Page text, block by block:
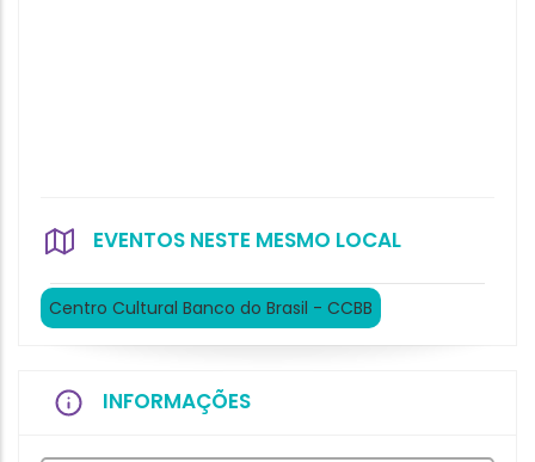
EVENTOS NESTE MESMO LOCAL
Centro Cultural Banco do Brasil - CCBB
INFORMAÇÕES